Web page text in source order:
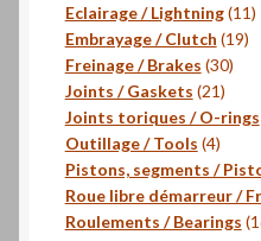
Eclairage / Lightning 1111
Embrayage / Clutch 1919
Freinage / Brakes 3030
Joints / Gaskets 2121
Joints toriques / O-rings
Outillage / Tools 44
Pistons, segments /
Roue libre démarreur /
Roulements / Bearings